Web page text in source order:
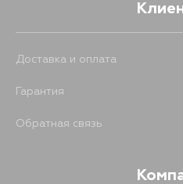
Доставка и оплата
Гарантия
Обратная связь